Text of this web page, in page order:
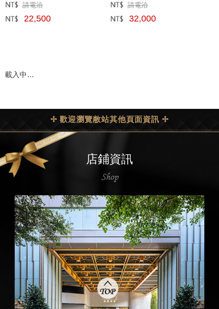
定價﹕請電洽
網購﹕ 22,500
定價﹕ 請電洽
網購﹕ 32,000
載入中…
✢ 歡迎瀏覽敝站其他頁面資訊 ✢
店鋪資訊
Shop